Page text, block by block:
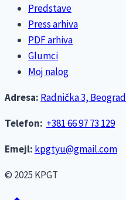
Predstave
Press arhiva
PDF arhiva
Glumci
Moj nalog
Adresa: Radnička 3, Beograd
Telefon: +381 66 97 73 129
Emejl: kpgtyu@gmail.com
© 2025 KPGT